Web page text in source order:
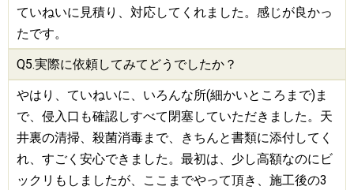
ていねいに見積り、対応してくれました。感じが良かっ
たです。
Q5.実際に依頼してみてどうでしたか？
やはり、ていねいに、いろんな所(細かいところまで)ま
で、侵入口も確認しすべて閉塞していただきました。天
井裏の清掃、殺菌消毒まで、きちんと書類に添付してく
れ、すごく安心できました。最初は、少し高額なのにビ
ックリもしましたが、ここまでやって頂き、施工後の3